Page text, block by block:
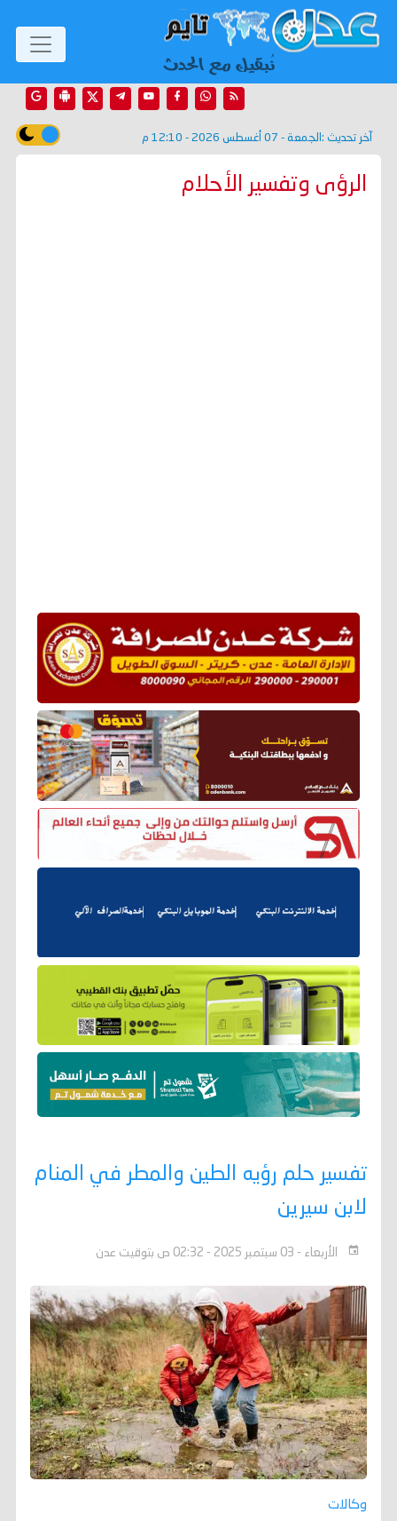
آخر تحديث : الجمعة - 07 أغسطس 2026 - 12:10 م
الرؤى وتفسير الأحلام
تفسير حلم رؤيه الطين والمطر في المنام
لابن سيرين
الأربعاء - 03 سبتمبر 2025 - 02:32 ص بتوقيت عدن
وكالات